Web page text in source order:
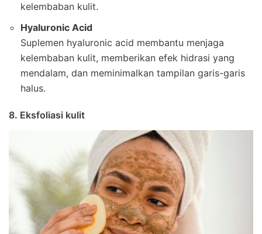
kelembaban kulit.
Hyaluronic Acid
Suplemen hyaluronic acid membantu menjaga
kelembaban kulit, memberikan efek hidrasi yang
mendalam, dan meminimalkan tampilan garis-garis
halus.
8. Eksfoliasi kulit